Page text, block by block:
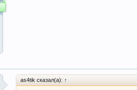
as4tik сказал(а): ↑